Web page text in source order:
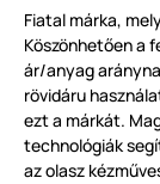
Fiatal márka,
Köszönhetően a
ár/anyag
rövidáru
ezt a márkát.
technológiák
az olasz